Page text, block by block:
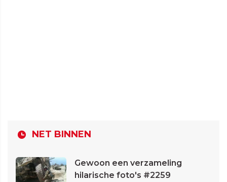
NET BINNEN
Gewoon een verzameling
hilarische foto's #2259